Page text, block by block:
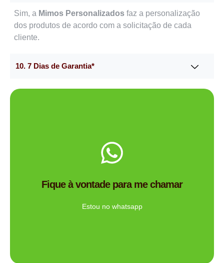
Sim, a Mimos Personalizados faz a personalização
dos produtos de acordo com a solicitação de cada
cliente.
10. 7 Dias de Garantia*
Fique à vontade para me chamar
Estou no whatsapp
Ligue Agora!
Tem dúvidas se a Mimos Personalizado é a empresa
Me chama no WhatsApp.